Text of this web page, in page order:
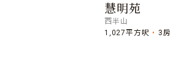
慧明苑
西半山
1,027平方呎
3房